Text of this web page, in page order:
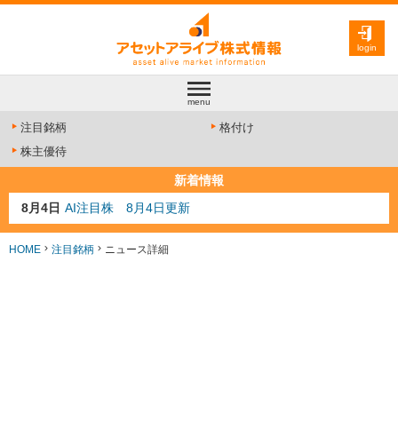
login
menu
注目銘柄
格付け
株主優待
新着情報
8月4日 AI注目株 8月4日更新
8月3日 人気業種注目株 8月3日更新
8月2日 金融注目株 8月2日更新
HOME 注目銘柄 ニュース詳細